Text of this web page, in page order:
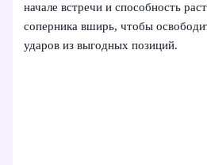
начале встречи и способность
соперника вширь, чтобы
ударов из выгодных позиций.